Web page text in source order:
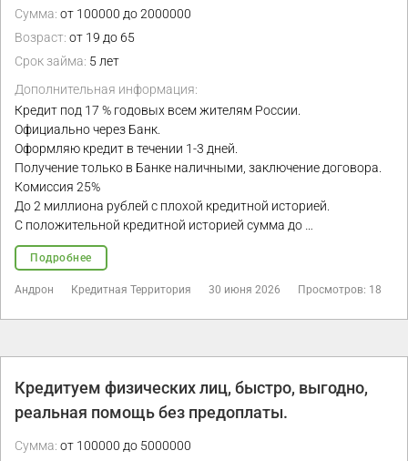
Сумма: от 100000 до 2000000
Возраст: от 19 до 65
Срок займа: 5 лет
Дополнительная информация:
Кредит под 17 % годовых всем жителям России.
Официально через Банк.
Оформляю кредит в течении 1-3 дней.
Получение только в Банке наличными, заключение договора.
Комиссия 25%
До 2 миллиона рублей с плохой кредитной историей.
С положительной кредитной историей сумма до …
Подробнее
Андрон Кредитная Территория 30 июня 2026 Просмотров: 18
Кредитуем физических лиц, быстро, выгодно,
реальная помощь без предоплаты.
Сумма: от 100000 до 5000000